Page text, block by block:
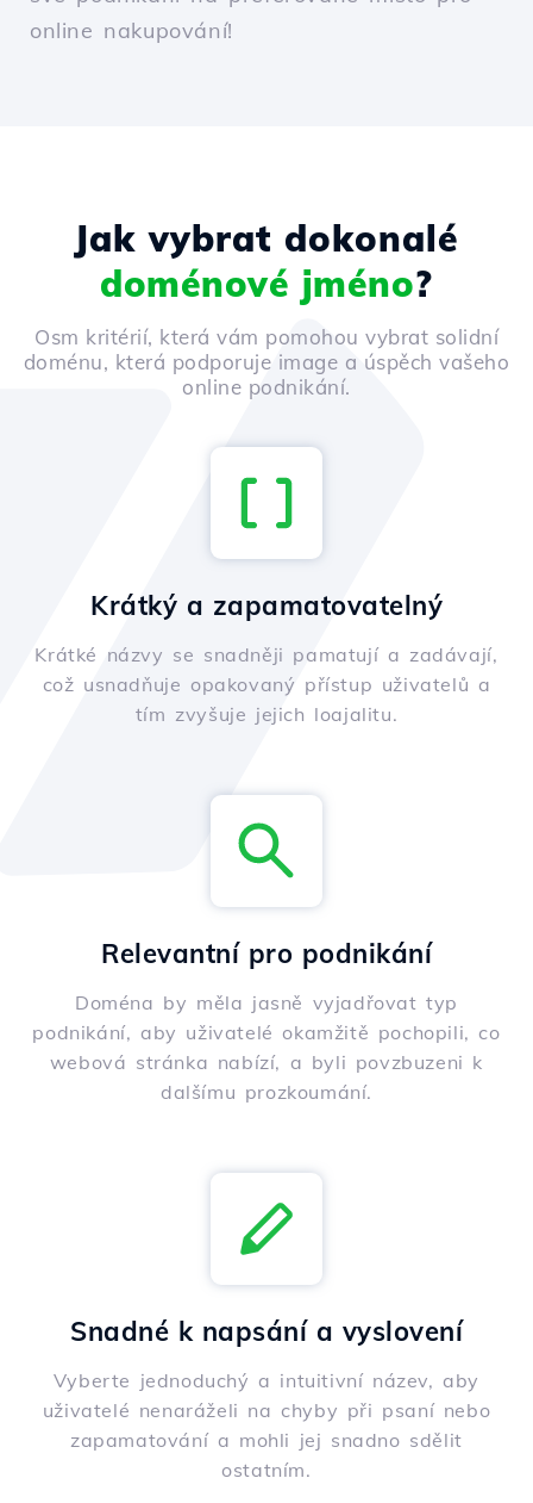
online nakupování!
Jak vybrat dokonalé
doménové jméno?
Osm kritérií, která vám pomohou vybrat solidní
doménu, která podporuje image a úspěch vašeho
online podnikání.
Krátký a zapamatovatelný
Krátké názvy se snadněji pamatují a zadávají,
což usnadňuje opakovaný přístup uživatelů a
tím zvyšuje jejich loajalitu.
Relevantní pro podnikání
Doména by měla jasně vyjadřovat typ
podnikání, aby uživatelé okamžitě pochopili, co
webová stránka nabízí, a byli povzbuzeni k
dalšímu prozkoumání.
Snadné k napsání a vyslovení
Vyberte jednoduchý a intuitivní název, aby
uživatelé nenaráželi na chyby při psaní nebo
zapamatování a mohli jej snadno sdělit
ostatním.